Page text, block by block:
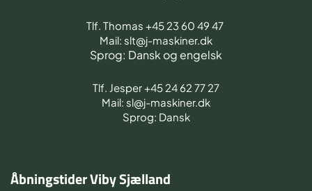
Tlf. Thomas +45 23 60 49 47
Mail: slt@j-maskiner.dk
Sprog: Dansk og engelsk
Tlf. Jesper +45 24 62 77 27
Mail: sl@j-maskiner.dk
Sprog: Dansk
Åbningstider Viby Sjælland